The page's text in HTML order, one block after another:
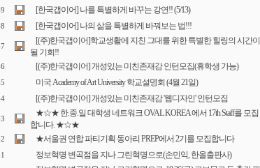
[한국갭이어] 나를 특별하게 바꾸는 강연!! (5/13)
[한국갭이어] 나의 삶을 특별하게 바꿔보는 법!!!
[(주)한국갭이어]학교생활에 지친 그대를 위한 특별한 힐링의 시간이
될 기회!!
[(주)한국갭이어] 개성있는 미친존재감 인턴모집(휴학생 가능)
미국 Academy of Art University 학교설명회 (4월 21일)
[(주)한국갭이어] 개성있는 미친존재감 '웹디자인' 인턴모집
★☆★ 한.중.일 대학생 네트워크 OVAL KOREA 에서 17th Staff를 모집
합니다. ★☆★
★서울권 연합 파티기획 동아리 PREP에서 2기를 모집합니다
정보혁명 변곡점을 지나 그린혁명으로(손민익, 한올출판사)